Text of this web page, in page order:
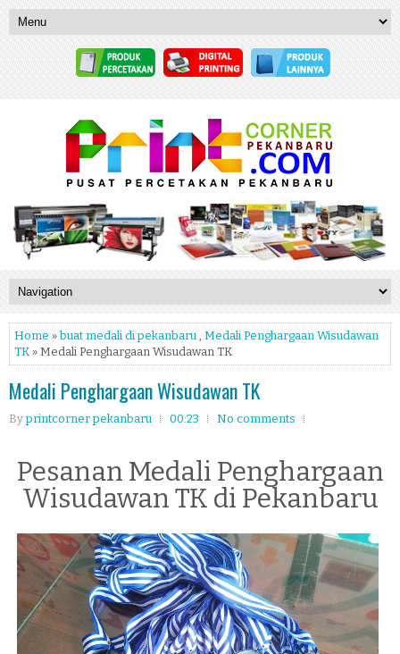
Home »buat medali di pekanbaru
Medali Penghargaan Wisudawan
TK » Medali Penghargaan Wisudawan TK
Medali Penghargaan Wisudawan TK
Byprintcorner pekanbaru 00:23 No comments
Pesanan Medali Penghargaan
Wisudawan TK di Pekanbaru